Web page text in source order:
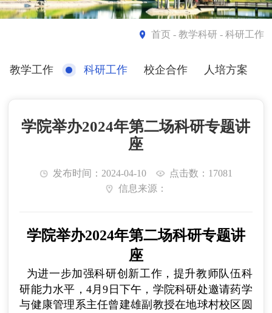
首页- 教学科研 - 科研工作
教学工作 科研工作 校企合作 人培方案
学院举办2024年第二场科研专题讲
座
发布时间：2024-04-10
点击数：17081
信息来源：
学院举办2024年第二场科研专题讲
座
为进一步加强科研创新工作，提升教师队伍科
研能力水平， 4月9日下午， 学院科研处邀请药学
与健康管理系主任曾建雄副教授在地球村校区圆